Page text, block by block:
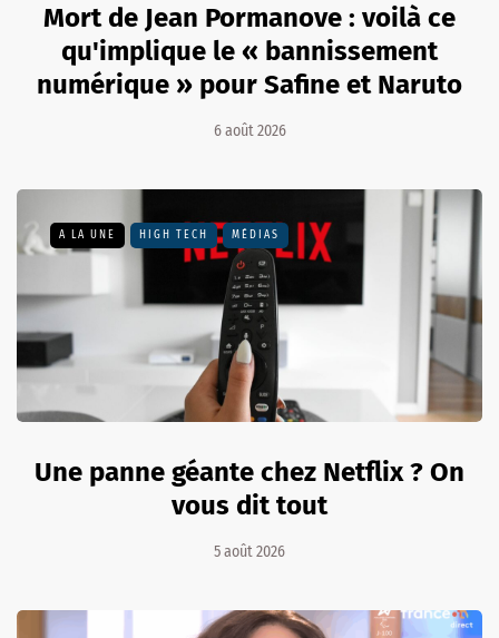
Mort de Jean Pormanove : voilà ce
qu'implique le « bannissement
numérique » pour Safine et Naruto
6 août 2026
A LA UNE HIGH TECH MÉDIAS
Une panne géante chez Netflix ? On
vous dit tout
5 août 2026